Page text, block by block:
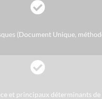
(Document Unique,
et principaux déterminants de